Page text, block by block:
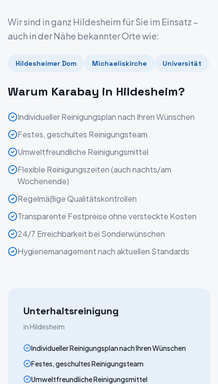
Wir sind in ganz Hildesheim für Sie im Einsatz –
auch in der Nähe bekannter Orte wie:
Hildesheimer Dom Michaeliskirche Universität
Warum Karabay in Hildesheim?
Individueller Reinigungsplan nach Ihren Wünschen
Festes, geschultes Reinigungsteam
Umweltfreundliche Reinigungsmittel
Flexible Reinigungszeiten (auch nachts/am
Wochenende)
Regelmäßige Qualitätskontrollen
Transparente Festpreise ohne versteckte Kosten
24/7 Erreichbarkeit bei Sonderwünschen
Hygienemanagement nach aktuellen Standards
Unterhaltsreinigung
in Hildesheim
Individueller Reinigungsplan nach Ihren Wünschen
Festes, geschultes Reinigungsteam
Umweltfreundliche Reinigungsmittel